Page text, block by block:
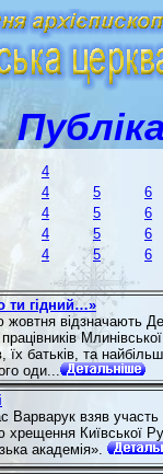
4
4 5 6
4 5 6
4 5 6
4 5 6
ти гідний…»
жовтня відзначають
їх батьків, та
оди...
Варварук взяв участь
хрещення Київської
академія».